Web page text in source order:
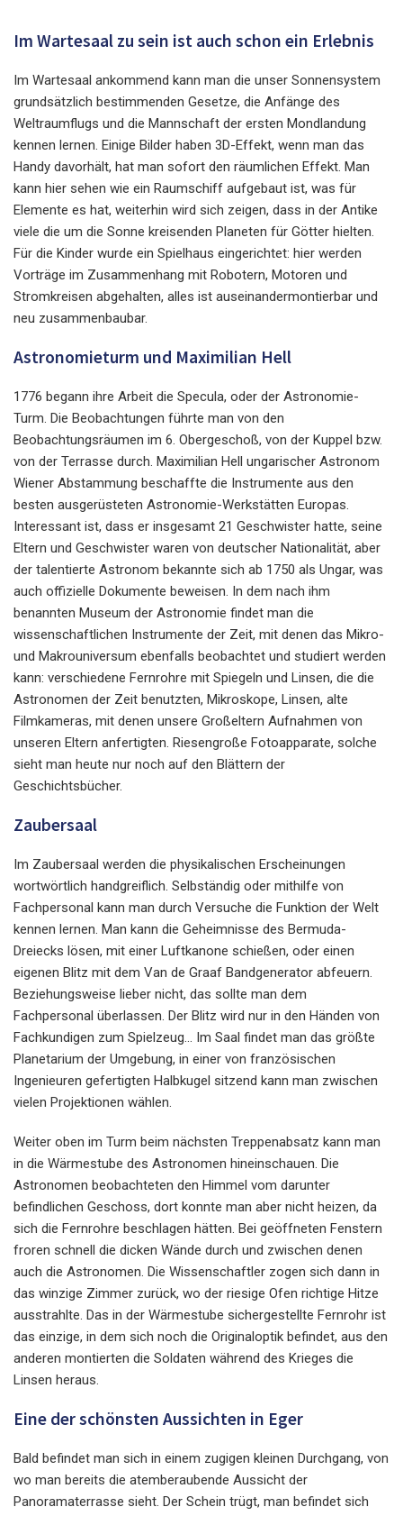
Im Wartesaal zu sein ist auch schon ein Erlebnis
Im Wartesaal ankommend kann man die unser Sonnensystem
grundsätzlich bestimmenden Gesetze, die Anfänge des
Weltraumflugs und die Mannschaft der ersten Mondlandung
kennen lernen. Einige Bilder haben 3D-Effekt, wenn man das
Handy davorhält, hat man sofort den räumlichen Effekt. Man
kann hier sehen wie ein Raumschiff aufgebaut ist, was für
Elemente es hat, weiterhin wird sich zeigen, dass in der Antike
viele die um die Sonne kreisenden Planeten für Götter hielten.
Für die Kinder wurde ein Spielhaus eingerichtet: hier werden
Vorträge im Zusammenhang mit Robotern, Motoren und
Stromkreisen abgehalten, alles ist auseinandermontierbar und
neu zusammenbaubar.
Astronomieturm und Maximilian Hell
1776 begann ihre Arbeit die Specula, oder der Astronomie-
Turm. Die Beobachtungen führte man von den
Beobachtungsräumen im 6. Obergeschoß, von der Kuppel bzw.
von der Terrasse durch. Maximilian Hell ungarischer Astronom
Wiener Abstammung beschaffte die Instrumente aus den
besten ausgerüsteten Astronomie-Werkstätten Europas.
Interessant ist, dass er insgesamt 21 Geschwister hatte, seine
Eltern und Geschwister waren von deutscher Nationalität, aber
der talentierte Astronom bekannte sich ab 1750 als Ungar, was
auch offizielle Dokumente beweisen. In dem nach ihm
benannten Museum der Astronomie findet man die
wissenschaftlichen Instrumente der Zeit, mit denen das Mikro-
und Makrouniversum ebenfalls beobachtet und studiert werden
kann: verschiedene Fernrohre mit Spiegeln und Linsen, die die
Astronomen der Zeit benutzten, Mikroskope, Linsen, alte
Filmkameras, mit denen unsere Großeltern Aufnahmen von
unseren Eltern anfertigten. Riesengroße Fotoapparate, solche
sieht man heute nur noch auf den Blättern der
Geschichtsbücher.
Zaubersaal
Im Zaubersaal werden die physikalischen Erscheinungen
wortwörtlich handgreiflich. Selbständig oder mithilfe von
Fachpersonal kann man durch Versuche die Funktion der Welt
kennen lernen. Man kann die Geheimnisse des Bermuda-
Dreiecks lösen, mit einer Luftkanone schießen, oder einen
eigenen Blitz mit dem Van de Graaf Bandgenerator abfeuern.
Beziehungsweise lieber nicht, das sollte man dem
Fachpersonal überlassen. Der Blitz wird nur in den Händen von
Fachkundigen zum Spielzeug... Im Saal findet man das größte
Planetarium der Umgebung, in einer von französischen
Ingenieuren gefertigten Halbkugel sitzend kann man zwischen
vielen Projektionen wählen.
Weiter oben im Turm beim nächsten Treppenabsatz kann man
in die Wärmestube des Astronomen hineinschauen. Die
Astronomen beobachteten den Himmel vom darunter
befindlichen Geschoss, dort konnte man aber nicht heizen, da
sich die Fernrohre beschlagen hätten. Bei geöffneten Fenstern
froren schnell die dicken Wände durch und zwischen denen
auch die Astronomen. Die Wissenschaftler zogen sich dann in
das winzige Zimmer zurück, wo der riesige Ofen richtige Hitze
ausstrahlte. Das in der Wärmestube sichergestellte Fernrohr ist
das einzige, in dem sich noch die Originaloptik befindet, aus den
anderen montierten die Soldaten während des Krieges die
Linsen heraus.
Eine der schönsten Aussichten in Eger
Bald befindet man sich in einem zugigen kleinen Durchgang, von
wo man bereits die atemberaubende Aussicht der
Panoramaterrasse sieht. Der Schein trügt, man befindet sich